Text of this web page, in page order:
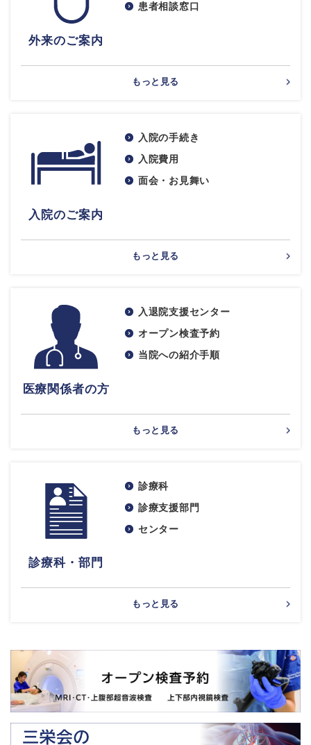
外来のご案内
患者相談窓口
もっと見る
入院のご案内
入院の手続き
入院費用
面会・お見舞い
もっと見る
医療関係者の方
入退院支援センター
オープン検査予約
当院への紹介手順
もっと見る
診療科・部門
診療科
診療支援部門
センター
もっと見る